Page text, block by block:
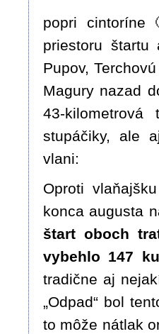
popri cintoríne
priestoru
Pupov,
Magury nazad
43-
stupáčiky, ale
vlani:
Oproti
konca augusta
štart oboch
vybehlo 147
tradične aj
„Odpad“ bol
to môže nátlak